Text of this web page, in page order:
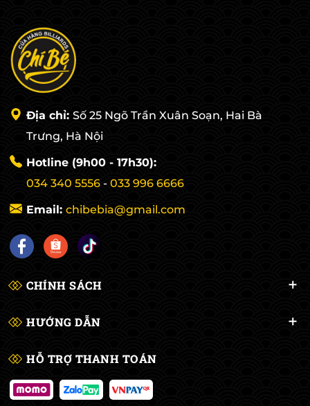
Địa chỉ: Số 25 Ngõ Trần Xuân Soạn, Hai Bà
Trưng, Hà Nội
Hotline (9h00 - 17h30):
034 340 5556 - 033 996 6666
Email: chibebia@gmail.com
CHÍNH SÁCH
HƯỚNG DẪN
HỖ TRỢ THANH TOÁN